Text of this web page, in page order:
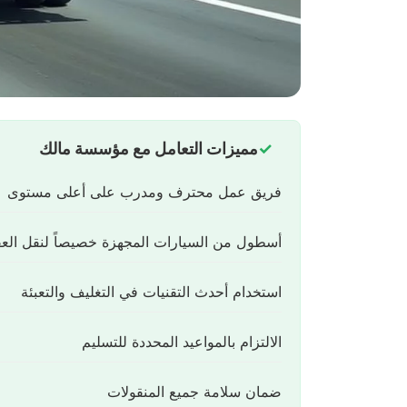
مميزات التعامل مع مؤسسة مالك
فريق عمل محترف ومدرب على أعلى مستوى
أسطول من السيارات المجهزة خصيصاً لنقل
استخدام أحدث التقنيات في التغليف والتعبئة
الالتزام بالمواعيد المحددة للتسليم
ضمان سلامة جميع المنقولات